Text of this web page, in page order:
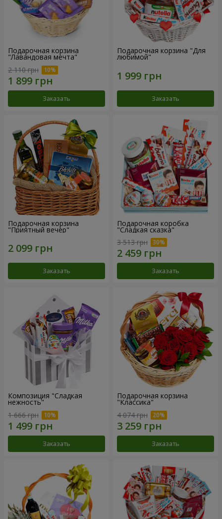
Подарочная корзина
"Лавандовая мечта"
2 110 грн
Заказать
Подарочная корзина "Для
любимой"
Заказать
Подарочная корзина
"Приятный вечер"
Заказать
Подарочная коробка
"Сладкая сказка"
3 513 грн
Заказать
Композиция "Сладкая
нежность"
1 666 грн
Заказать
Подарочная корзина
"Классика"
4 074 грн
Заказать